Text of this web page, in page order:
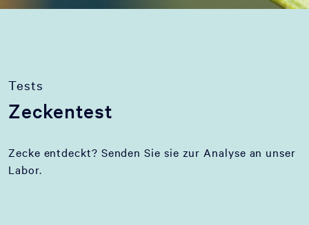
Tests
Zeckentest
Zecke entdeckt? Senden Sie sie zur Analyse an unser
Labor.